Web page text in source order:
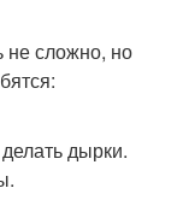
не сложно, но
дырки.